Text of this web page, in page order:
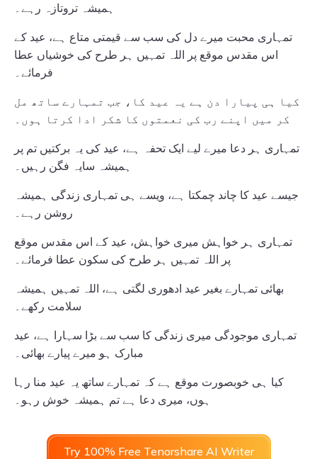
ہمیشہ تروتازہ رہے۔
تمہاری محبت میرے دل کی سب سے قیمتی متاع ہے، عید کے
اس مقدس موقع پر اللہ تمہیں ہر طرح کی خوشیاں عطا
فرمائے۔
کیا ہی پیارا دن ہے یہ عید کا، جب تمہارے ساتھ مل
کر میں اپنے رب کی نعمتوں کا شکر ادا کرتا ہوں۔
تمہاری ہر دعا میرے لیے ایک تحفہ ہے، عید کی یہ برکتیں تم پر
ہمیشہ سایہ فگن رہیں۔
جیسے عید کا چاند چمکتا ہے، ویسے ہی تمہاری زندگی ہمیشہ
روشن رہے۔
تمہاری ہر خواہش میری خواہش، عید کے اس مقدس موقع
پر اللہ تمہیں ہر طرح کی سکون عطا فرمائے۔
بھائی تمہارے بغیر عید ادھوری لگتی ہے، اللہ تمہیں ہمیشہ
سلامت رکھے۔
تمہاری موجودگی میری زندگی کا سب سے بڑا سہارا ہے، عید
مبارک ہو میرے پیارے بھائی۔
کیا ہی خوبصورت موقع ہے کہ تمہارے ساتھ یہ عید منا رہا
ہوں، میری دعا ہے تم ہمیشہ خوش رہو۔
Try 100% Free Tenorshare AI Writer